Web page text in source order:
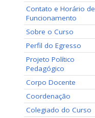
Contato e Horário de
Funcionamento
Sobre o Curso
Perfil do Egresso
Projeto Político
Pedagógico
Corpo Docente
Coordenação
Colegiado do Curso